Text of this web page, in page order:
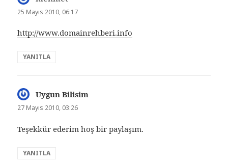
ki:
25 Mayıs 2010, 06:17
http://www.domainrehberi.info
YANITLA
Uygun Bilisim
27 Mayıs 2010, 03:26
Teşekkür ederim hoş bir paylaşım.
YANITLA